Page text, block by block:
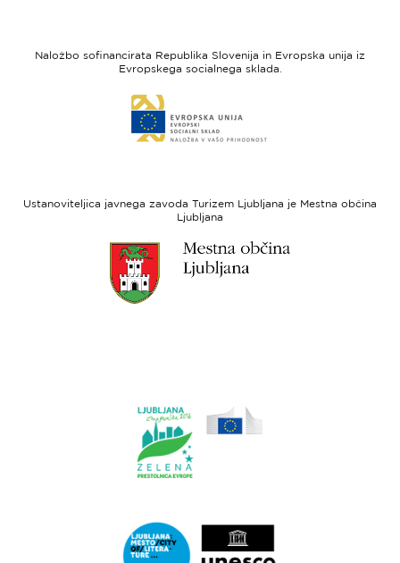
Slovenia
-
regionalni
Naložbo sofinancirata Republika Slovenija in Evropska unija iz
Evropskega socialnega sklada.
do
spletne
sklad
Ustanoviteljica javnega zavoda Turizem Ljubljana je Mestna občina
Ljubljana
spletne
strani